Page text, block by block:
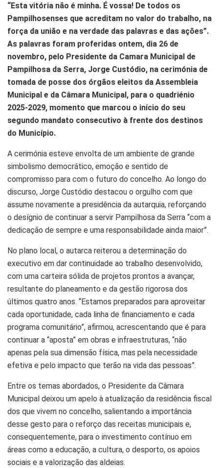
“Esta vitória não é minha. É vossa! De todos os
Pampilhosenses que acreditam no valor do trabalho, na
força da união e na verdade das palavras e das ações”.
As palavras foram proferidas ontem, dia 26 de
novembro, pelo Presidente da Camara Municipal de
Pampilhosa da Serra, Jorge Custódio, na cerimónia de
tomada de posse dos órgãos eleitos da Assembleia
Municipal e da Câmara Municipal, para o quadriénio
2025-2029, momento que marcou o início do seu
segundo mandato consecutivo à frente dos destinos
do Município.
A cerimónia esteve envolta de um ambiente de grande
simbolismo democrático, emoção e sentido de
compromisso para com o futuro do concelho. Ao longo do
discurso, Jorge Custódio destacou o orgulho com que
assume novamente a presidência da autarquia, reforçando
o desígnio de continuar a servir Pampilhosa da Serra “com a
dedicação de sempre e uma responsabilidade ainda maior”.
No plano local, o autarca reiterou a determinação do
executivo em dar continuidade ao trabalho desenvolvido,
com uma carteira sólida de projetos prontos a avançar,
resultante do planeamento e da gestão rigorosa dos
últimos quatro anos. “Estamos preparados para aproveitar
cada oportunidade, cada linha de financiamento e cada
programa comunitário”, afirmou, acrescentando que é para
continuar a “aposta” em obras e infraestruturas, “não
apenas pela sua dimensão física, mas pela necessidade
efetiva e pelo impacto que terão na vida das pessoas”.
Entre os temas abordados, o Presidente da Câmara
Municipal deixou um apelo à atualização da residência fiscal
dos que vivem no concelho, salientando a importância
desse gesto para o reforço das receitas municipais e,
consequentemente, para o investimento contínuo em
áreas como a educação, a cultura, o desporto, os apoios
sociais e a valorização das aldeias.